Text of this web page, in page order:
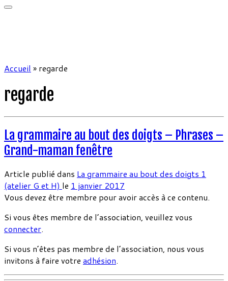
Accueil » regarde
regarde
La grammaire au bout des doigts – Phrases –
Grand-maman fenêtre
Article publié dans La grammaire au bout des doigts 1
(atelier G et H) le 1 janvier 2017
Vous devez être membre pour avoir accès à ce contenu.
Si vous êtes membre de l’association, veuillez vous
connecter.
Si vous n’êtes pas membre de l’association, nous vous
invitons à faire votre adhésion.